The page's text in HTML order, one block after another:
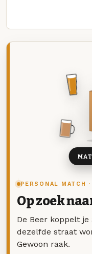
PERSONAL MATCH
Op zoek
De Beer koppelt
dezelfde straat
Gewoon raak.